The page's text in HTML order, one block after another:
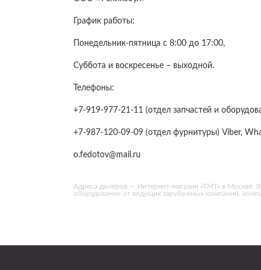
График работы:
Понедельник-пятница с 8:00 до 17:00,
Суббота и воскресенье – выходной.
Телефоны:
+7-919-977-21-11 (отдел запчастей и
+7-987-120-09-09 (отдел фурнитуры) Viber,
o.fedotov@mail.ru
Адреса дилеров — Интернет-магазин «ТМТ» в Москве.
оборудование от ведущих зарубежных компаний,